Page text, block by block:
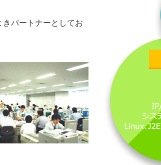
パートナーとしてお